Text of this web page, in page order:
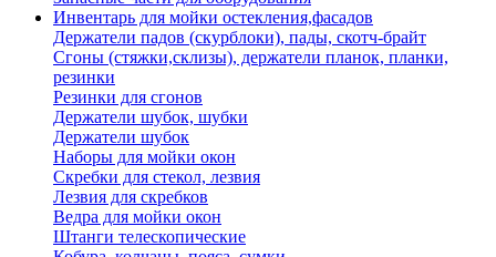
Инвентарь для мойки остекления,фасадов
Держатели падов (скурблоки), пады, скотч-брайт
Сгоны (стяжки,склизы), держатели планок, планки,
резинки
Резинки для сгонов
Держатели шубок, шубки
Держатели шубок
Наборы для мойки окон
Скребки для стекол, лезвия
Лезвия для скребков
Ведра для мойки окон
Штанги телескопические